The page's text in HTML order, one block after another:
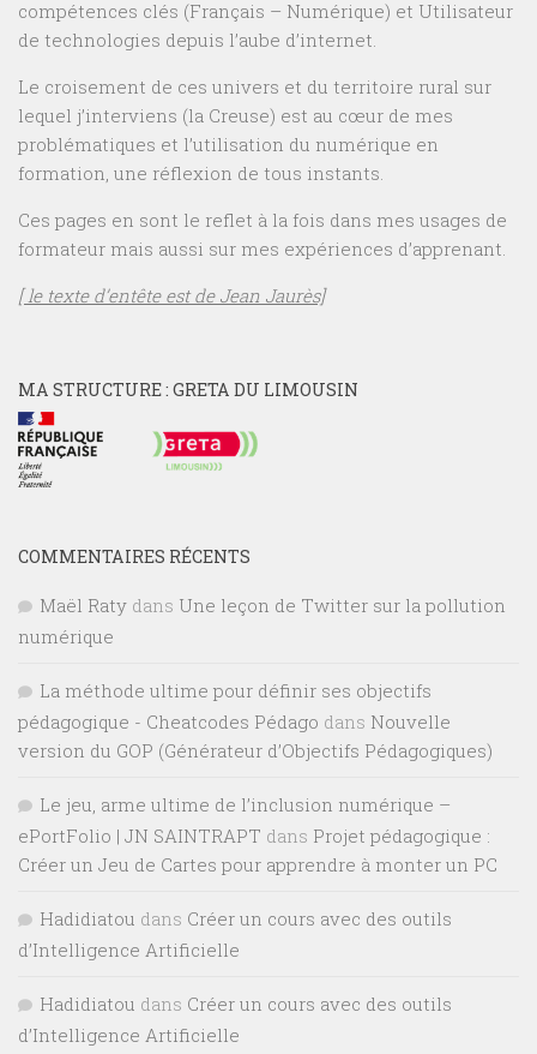
compétences clés (Français – Numérique) et Utilisateur
de technologies depuis l’aube d’internet.
Le croisement de ces univers et du territoire rural sur
lequel j’interviens (la Creuse) est au cœur de mes
problématiques et l’utilisation du numérique en
formation, une réflexion de tous instants.
Ces pages en sont le reflet à la fois dans mes usages de
formateur mais aussi sur mes expériences d’apprenant.
[ le texte d’entête est de Jean Jaurès]
MA STRUCTURE : GRETA DU LIMOUSIN
COMMENTAIRES RÉCENTS
Maël Raty dans Une leçon de Twitter sur la pollution
numérique
La méthode ultime pour définir ses objectifs
pédagogique - Cheatcodes Pédago dans Nouvelle
version du GOP (Générateur d’Objectifs Pédagogiques)
Le jeu, arme ultime de l’inclusion numérique –
ePortFolio | JN SAINTRAPT dans Projet pédagogique :
Créer un Jeu de Cartes pour apprendre à monter un PC
Hadidiatou dans Créer un cours avec des outils
d’Intelligence Artificielle
Hadidiatou dans Créer un cours avec des outils
d’Intelligence Artificielle